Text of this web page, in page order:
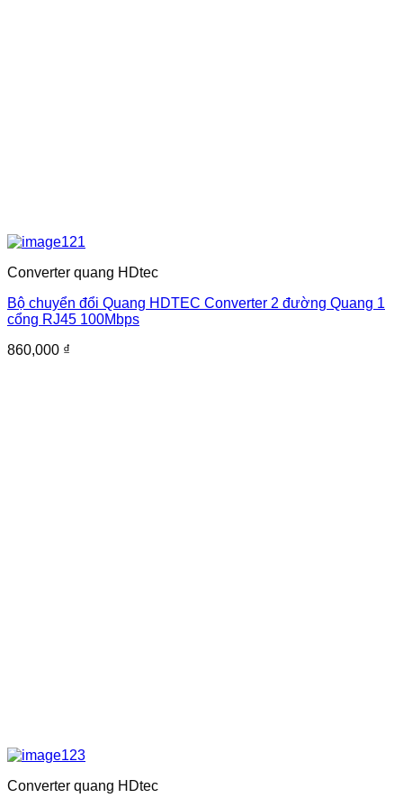
Converter quang HDtec
Bộ chuyển đổi Quang HDTEC Converter 2 đường Quang 1
cổng RJ45 100Mbps
860,000 ₫
Converter quang HDtec